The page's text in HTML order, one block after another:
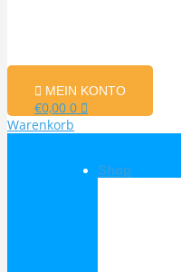
MEIN KONTO
€0,00 0
Warenkorb
Shop